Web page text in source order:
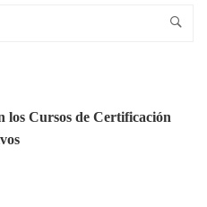
los Cursos de Certificación